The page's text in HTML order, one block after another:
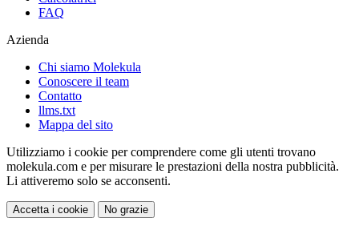
FAQ
Azienda
Chi siamo Molekula
Conoscere il team
Contatto
llms.txt
Mappa del sito
Utilizziamo i cookie per comprendere come gli utenti trovano
molekula.com e per misurare le prestazioni della nostra pubblicità.
Li attiveremo solo se acconsenti.
Accetta i cookie No grazie